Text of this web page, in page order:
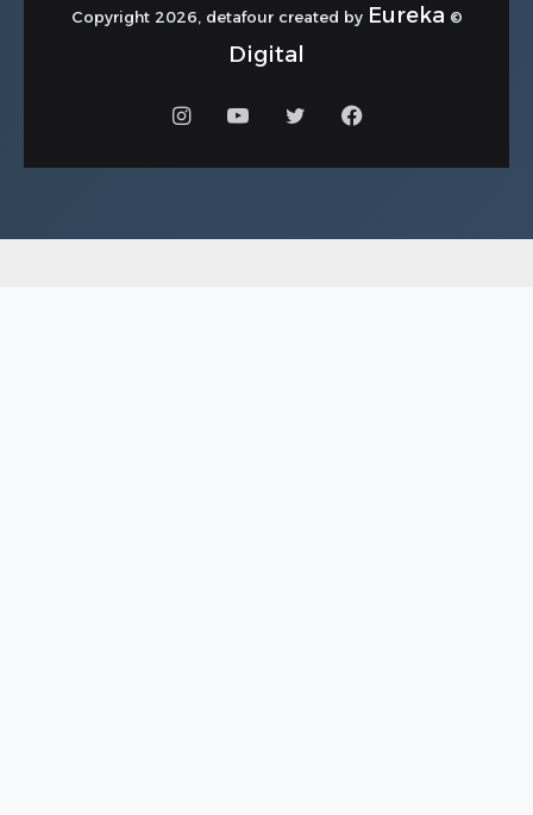
© Copyright 2026, detafour created by
Eureka
Digital
فيسبوكتويتر يوتيوبانستقرام